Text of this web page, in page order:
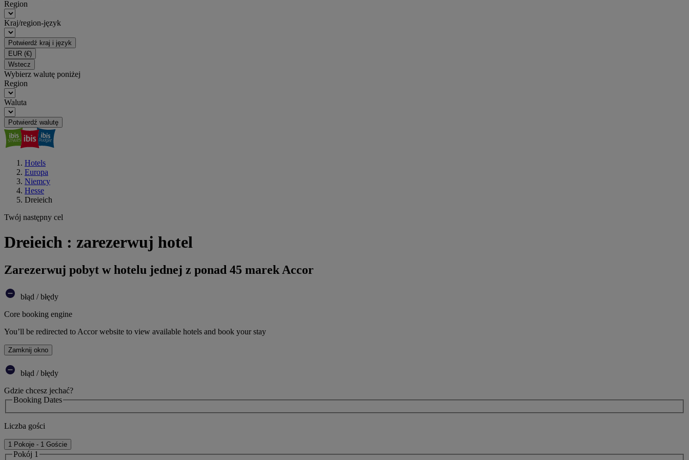
Region
Kraj/region-język
Potwierdź kraj i język
EUR (€)
Wstecz
Wybierz walutę poniżej
Region
Waluta
Potwierdź walutę
Hotels
Europa
Niemcy
Hesse
Dreieich
Twój następny cel
Dreieich : zarezerwuj hotel
Zarezerwuj pobyt w hotelu jednej z ponad 45 marek Accor
błąd / błędy
Core booking engine
You’ll be redirected to Accor website to view available hotels and book your stay
Zamknij okno
błąd / błędy
Gdzie chcesz jechać?
Booking Dates
Liczba gości
1 Pokoje - 1 Goście
Pokój 1